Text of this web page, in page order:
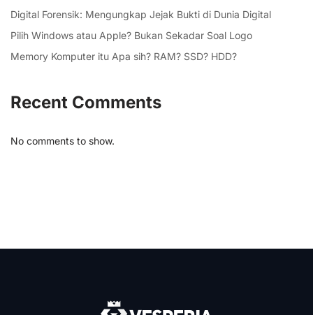
Digital Forensik: Mengungkap Jejak Bukti di Dunia Digital
Pilih Windows atau Apple? Bukan Sekadar Soal Logo
Memory Komputer itu Apa sih? RAM? SSD? HDD?
Recent Comments
No comments to show.